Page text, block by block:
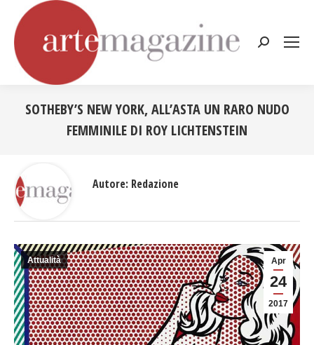
Cerca:
SOTHEBY’S NEW YORK, ALL’ASTA UN RARO NUDO
FEMMINILE DI ROY LICHTENSTEIN
Apr
24
2017
Attualità
Autore: Redazione